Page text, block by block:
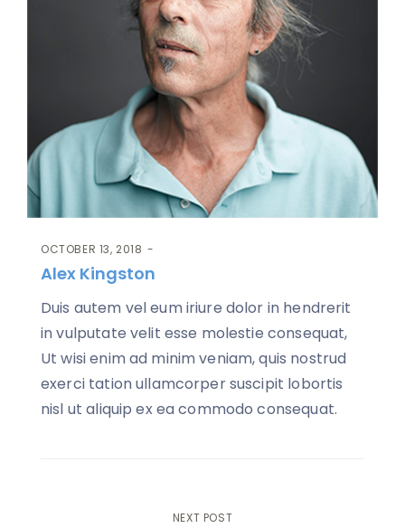
OCTOBER 13, 2018
Alex Kingston
Duis autem vel eum iriure dolor in hendrerit
in vulputate velit esse molestie consequat,
Ut wisi enim ad minim veniam, quis nostrud
exerci tation ullamcorper suscipit lobortis
nisl ut aliquip ex ea commodo consequat.
NEXT POST